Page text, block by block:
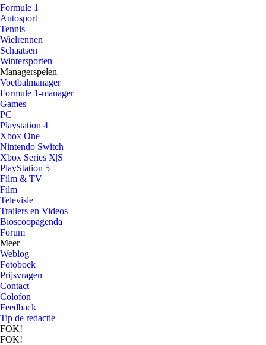
Formule 1
Autosport
Tennis
Wielrennen
Schaatsen
Wintersporten
Managerspelen
Voetbalmanager
Formule 1-manager
Games
PC
Playstation 4
Xbox One
Nintendo Switch
Xbox Series X|S
PlayStation 5
Film & TV
Film
Televisie
Trailers en Videos
Bioscoopagenda
Forum
Meer
Weblog
Fotoboek
Prijsvragen
Contact
Colofon
Feedback
Tip de redactie
FOK!
FOK!